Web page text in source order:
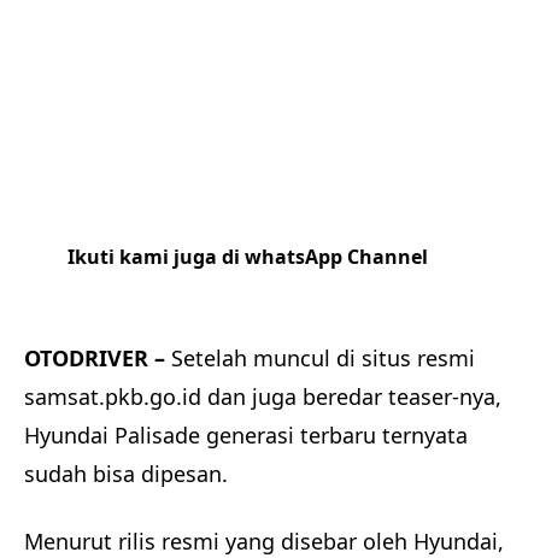
Ikuti kami juga di whatsApp Channel
OTODRIVER – Setelah muncul di situs resmi
samsat.pkb.go.id dan juga beredar teaser-nya,
Hyundai Palisade generasi terbaru ternyata
sudah bisa dipesan.
Menurut rilis resmi yang disebar oleh Hyundai,